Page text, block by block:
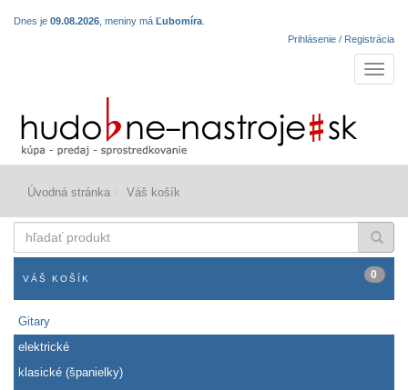
Dnes je 09.08.2026 , meniny má Ľubomíra
Prihlásenie / Registrácia
Úvodná stránka Váš košík
produkt
VÁŠ KOŠÍK 0
Gitary
elektrické
klasické (španielky)